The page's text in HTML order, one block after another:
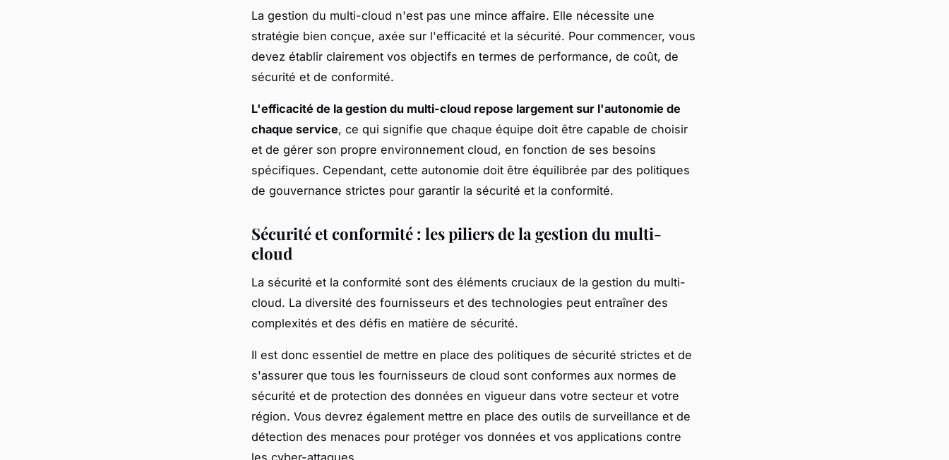
La gestion du multi-cloud n'est pas une mince affaire. Elle nécessite une
stratégie bien conçue, axée sur l'efficacité et la sécurité. Pour commencer, vous
devez établir clairement vos objectifs en termes de performance, de coût, de
sécurité et de conformité.
L'efficacité de la gestion du multi-cloud repose largement sur l'autonomie de
chaque service, ce qui signifie que chaque équipe doit être capable de choisir
et de gérer son propre environnement cloud, en fonction de ses besoins
spécifiques. Cependant, cette autonomie doit être équilibrée par des politiques
de gouvernance strictes pour garantir la sécurité et la conformité.
Sécurité et conformité : les piliers de la gestion du multi-
cloud
La sécurité et la conformité sont des éléments cruciaux de la gestion du multi-
cloud. La diversité des fournisseurs et des technologies peut entraîner des
complexités et des défis en matière de sécurité.
Il est donc essentiel de mettre en place des politiques de sécurité strictes et de
s'assurer que tous les fournisseurs de cloud sont conformes aux normes de
sécurité et de protection des données en vigueur dans votre secteur et votre
région. Vous devrez également mettre en place des outils de surveillance et de
détection des menaces pour protéger vos données et vos applications contre
les cyber-attaques.